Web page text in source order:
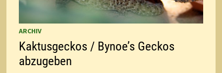
ARCHIV
Kaktusgeckos / Bynoe’s Geckos
abzugeben